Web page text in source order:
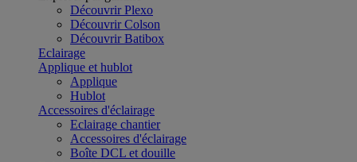
Découvrir Plexo
Découvrir Colson
Découvrir Batibox
Eclairage
Applique et hublot
Applique
Hublot
Accessoires d'éclairage
Eclairage chantier
Accessoires d'éclairage
Boîte DCL et douille